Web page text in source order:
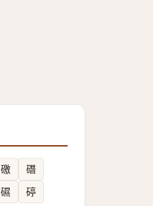
礉
䃡
礘 碠